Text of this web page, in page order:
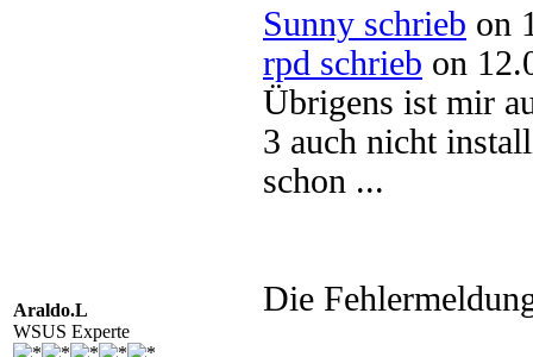
Araldo.L
WSUS Experte
Sunny schrieb on
rpd schrieb on
Übrigens ist mir
3 auch nicht
schon ...
Die